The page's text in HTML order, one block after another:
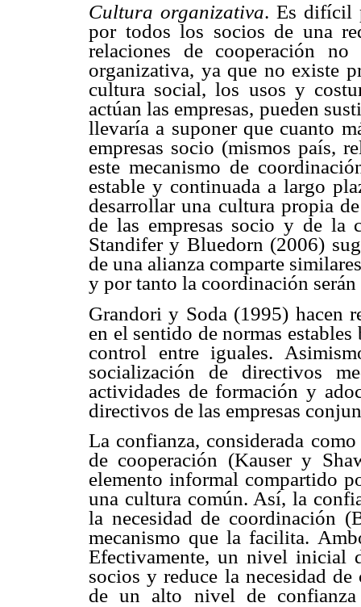
Cultura organizativa. Es difícil
por todos los socios de una
relaciones de cooperación
organizativa, ya que no existe
cultura social, los usos y
actúan las empresas, pueden
llevaría a suponer que cuanto
empresas socio (mismos país,
este mecanismo de
estable y continuada a largo
desarrollar una cultura propia
de las empresas socio y de la
Standifer y Bluedorn (2006)
de una alianza comparte
y por tanto la coordinación serán
Grandori y Soda (1995) hacen
en el sentido de normas
control entre iguales.
socialización de directivos
actividades de formación y
directivos de las empresas
La confianza, considerada
de cooperación (Kauser y
elemento informal compartido
una cultura común. Así, la
la necesidad de coordinación
mecanismo que la facilita.
Efectivamente, un nivel inicial
socios y reduce la necesidad
de un alto nivel de